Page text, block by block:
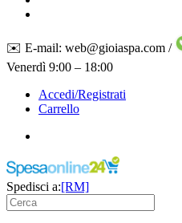
✉️ E-mail: web@gioiaspa.com /
Venerdì 9:00 – 18:00
Accedi/Registrati
Carrello
Spedisci a:[RM]